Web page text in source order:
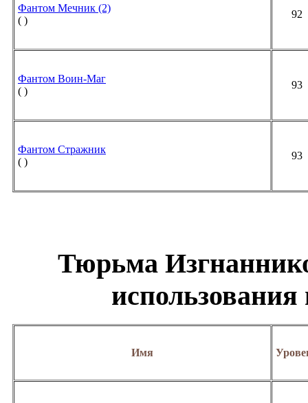
Фантом Мечник (2)
( )
92
Фантом Воин-Маг
( )
93
Фантом Стражник
( )
93
Тюрьма
Имя